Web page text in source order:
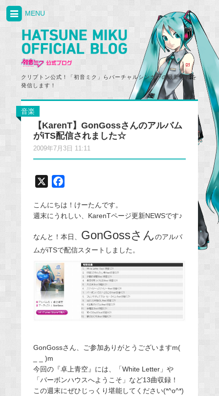
クリプトン公式！「初音ミク」らバーチャルシンガーの最新情報を
発信します！
MENU
音楽
【KarenT】GonGossさんのアルバム
がiTS配信されました☆
2009年7月3日 11:11
c
e
b
こんにちは！けーたんです。
週末にうれしい、KarenTページ更新NEWSです♪
なんと！本日、 GonGossさんのアルバ
ムがiTSで配信スタートしました。
GonGossさん、ご参加ありがとうございますm(
_ _ )m
今回の『卓上青空』には、「White Letter」や
「バーボンハウスへようこそ」など13曲収録！
この週末にぜひじっくり堪能してください(*^o^*)